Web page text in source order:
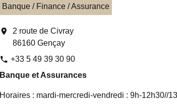
Banque / Finance / Assurance
location_on
2 route de Civray
86160 Gençay
phone +33 5 49 39 30 90
Banque et Assurances
Horaires : mardi-mercredi-vendredi : 9h-12h30//